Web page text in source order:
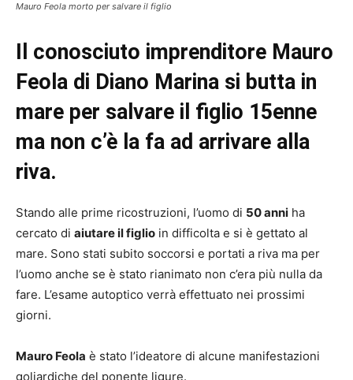
Mauro Feola morto per salvare il figlio
Il conosciuto imprenditore Mauro
Feola di Diano Marina si butta in
mare per salvare il figlio 15enne
ma non c’è la fa ad arrivare alla
riva.
Stando alle prime ricostruzioni, l’uomo di 50 anni ha
cercato di aiutare il figlio in difficolta e si è gettato al
mare. Sono stati subito soccorsi e portati a riva ma per
l’uomo anche se è stato rianimato non c’era più nulla da
fare. L’esame autoptico verrà effettuato nei prossimi
giorni.
Mauro Feola è stato l’ideatore di alcune manifestazioni
goliardiche del ponente ligure.